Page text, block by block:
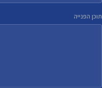
תוכן הפנייה